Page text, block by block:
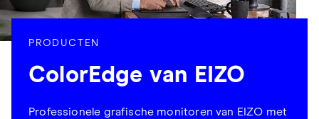
PRODUCTEN
ColorEdge van EIZO
Professionele grafische monitoren van EIZO met